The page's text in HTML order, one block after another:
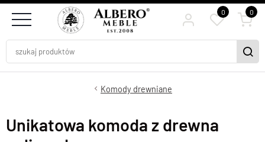
0 0
Komody drewniane
Unikatowa komoda z drewna